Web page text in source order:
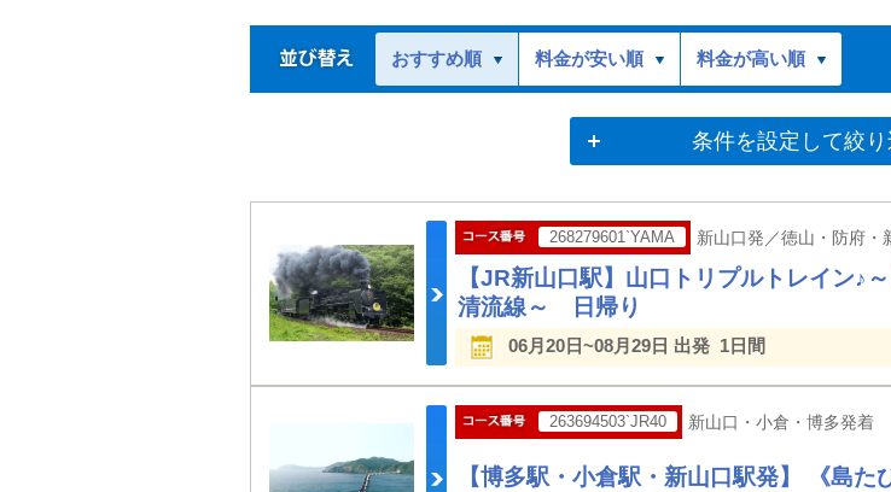
おすすめ順 料金が安い順 料金が高い順
条件を設定して絞
268279601`YAMA 新山口発／徳山・防府・
【JR新山口駅】山口トリプルトレイン♪
清流線～ 日帰り
06月20日~08月29日 出発 1日間
263694503`JR40 新山口・小倉・博多発着
【博多駅・小倉駅・新山口駅発】 《島